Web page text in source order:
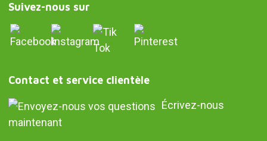
Suivez-nous sur
Contact et service clientèle
Écrivez-nous
maintenant